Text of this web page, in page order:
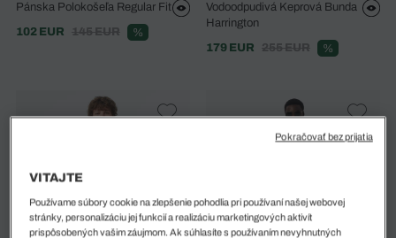
Pánska Polokošeľa Regular Fit
102 EUR
145 EUR %
Vodoodpudivá Keprová Bunda
Harrington
179 EUR
255 EUR %
VITAJTE
Používame súbory cookie na zlepšenie pohodlia pri používaní našej webovej
stránky, personalizáciu jej funkcií a realizáciu marketingových aktivít
prispôsobených vašim záujmom. Ak súhlasíte s používaním nevyhnutných
Pokračovať bez prijatia